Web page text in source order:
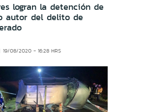
logran la detención de
autor del delito de
19/08/2020 - 16:28 HRS